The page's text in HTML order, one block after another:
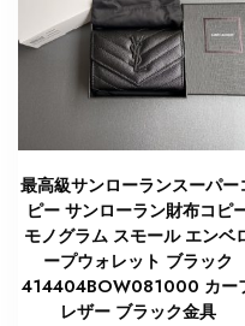
ザ
ー
バ
ー
金
具
最高級サンローランスーパー
ピー サンローラン財布コピ
モノグラム スモール エンベ
ープウォレット ブラック
414404BOW081000 カー
レザー ブラック金具